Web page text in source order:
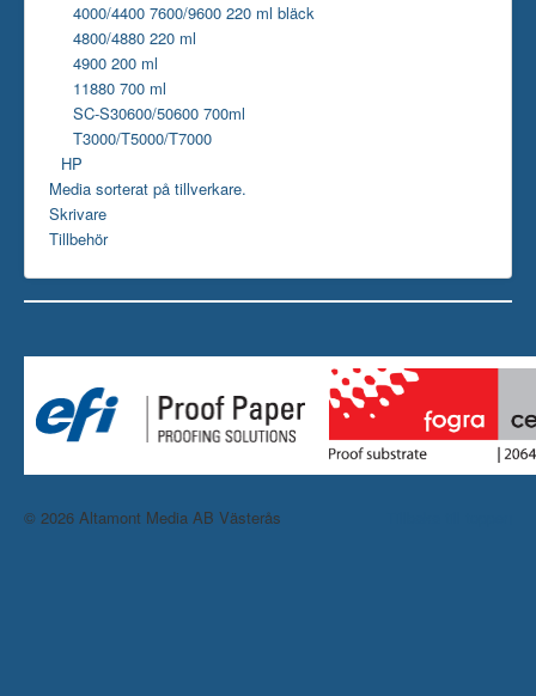
4000/4400 7600/9600 220 ml bläck
4800/4880 220 ml
4900 200 ml
11880 700 ml
SC-S30600/50600 700ml
T3000/T5000/T7000
HP
Media sorterat på tillverkare.
Skrivare
Tillbehör
© 2026 Altamont Media AB Västerås